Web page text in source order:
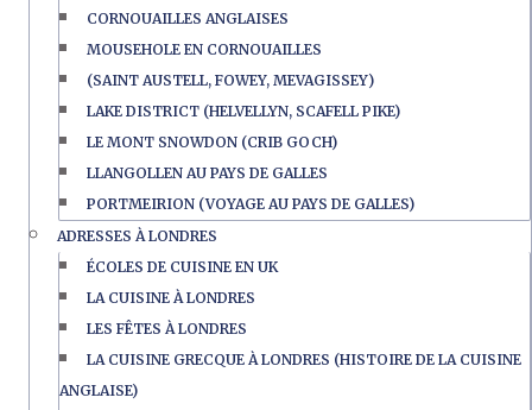
CORNOUAILLES ANGLAISES
MOUSEHOLE EN CORNOUAILLES
(SAINT AUSTELL, FOWEY, MEVAGISSEY)
LAKE DISTRICT (HELVELLYN, SCAFELL PIKE)
LE MONT SNOWDON (CRIB GOCH)
LLANGOLLEN AU PAYS DE GALLES
PORTMEIRION (VOYAGE AU PAYS DE GALLES)
ADRESSES À LONDRES
ÉCOLES DE CUISINE EN UK
LA CUISINE À LONDRES
LES FÊTES À LONDRES
LA CUISINE GRECQUE À LONDRES (HISTOIRE DE LA CUISINE
ANGLAISE)